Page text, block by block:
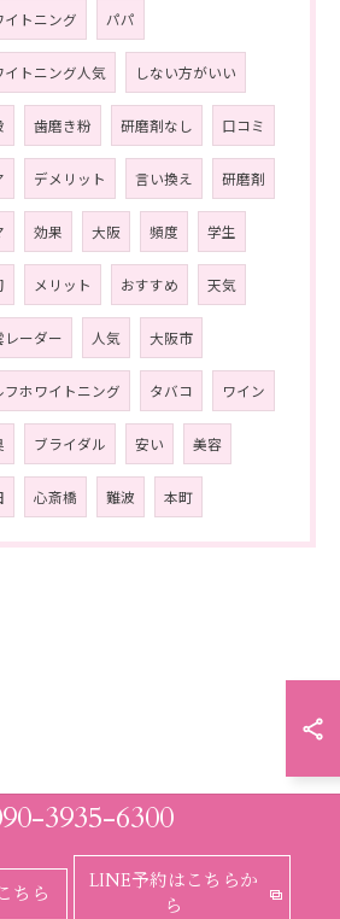
イトニング パパ
イトニング人気 しない方がいい
歯磨き粉 研磨剤なし 口コミ
デメリット 言い換え 研磨剤
効果 大阪 頻度 学生
メリット おすすめ 天気
レーダー 人気 大阪市
フホワイトニング タバコ ワイン
ブライダル 安い 美容
心斎橋 難波 本町
3935-6300
ちら
LINE予約はこちらか
ら